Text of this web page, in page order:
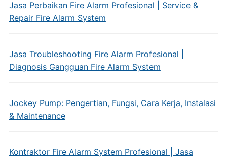
Jasa Perbaikan Fire Alarm Profesional | Service &
Repair Fire Alarm System
Jasa Troubleshooting Fire Alarm Profesional |
Diagnosis Gangguan Fire Alarm System
Jockey Pump: Pengertian, Fungsi, Cara Kerja, Instalasi
& Maintenance
Kontraktor Fire Alarm System Profesional | Jasa